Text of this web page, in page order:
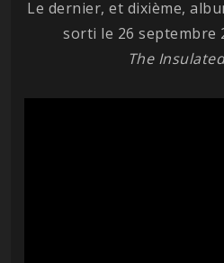
Le dernier, et dixième,
sorti le 26 septembre
The